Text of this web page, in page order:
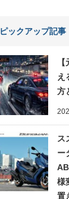
ピックアップ記事
え
方
ス
ー
様
置